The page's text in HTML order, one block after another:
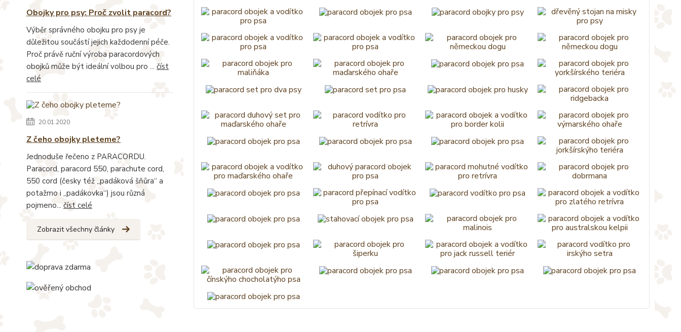
Obojky pro psy: Proč zvolit paracord?
Výběr správného obojku pro psy je
důležitou součástí jejich každodenní péče.
Proč právě ruční výroba paracordových
obojků může být ideální volbou pro ... číst
celé
20.01.2020
Z čeho obojky pleteme?
Jednoduše řečeno z PARACORDU.
Paracord, paracord 550, parachute cord,
550 cord (česky též „padáková šňůra“ a
potažmo i „padákovka“) jsou různá
pojmeno... číst celé
Zobrazit všechny články